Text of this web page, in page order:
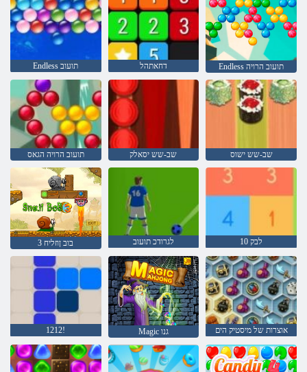
Endless תועוב דחאתהל Endless תועוב הרויה
תועוב הרויה הגאס שב-שש יסאלק שב-שש ישוס
3 בוב ןוזליח לגרודכ תועוב 10 לבק
1212! Magic גנו אוצרות של מיסטיק הים